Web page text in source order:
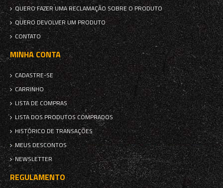
QUERO FAZER UMA RECLAMAÇÃO SOBRE O PRODUTO
QUERO DEVOLVER UM PRODUTO
CONTATO
MINHA CONTA
CADASTRE-SE
CARRINHO
LISTA DE COMPRAS
LISTA DOS PRODUTOS COMPRADOS
HISTÓRICO DE TRANSAÇÕES
MEUS DESCONTOS
NEWSLETTER
REGULAMENTO